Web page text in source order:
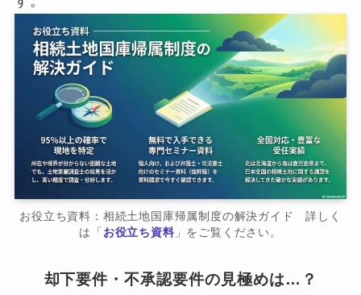
お役立ち資料：相続土地国庫帰属制度の解決ガイド 詳しく
は「 お役立ち資料」をご覧ください。
却下要件・不承認要件の見極めは…？